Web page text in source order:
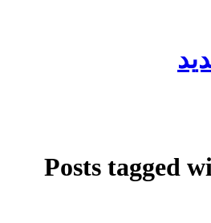
Posts tagged